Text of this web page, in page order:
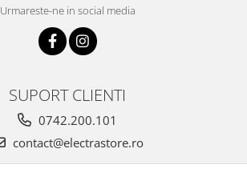
Urmareste-ne in social media
SUPORT CLIENTI
0742.200.101
contact@electrastore.ro